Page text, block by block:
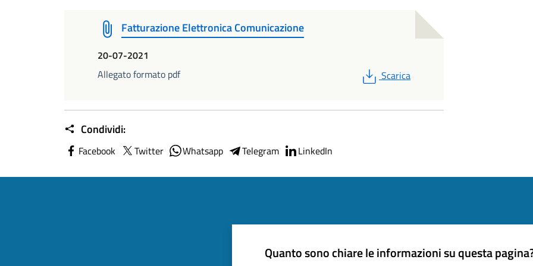
Fatturazione Elettronica Comunicazione
20-07-2021
Allegato formato pdf
PDF
Scarica
Condividi:
Facebook Twitter Whatsapp Telegram LinkedIn
Quanto sono chiare le informazioni su questa